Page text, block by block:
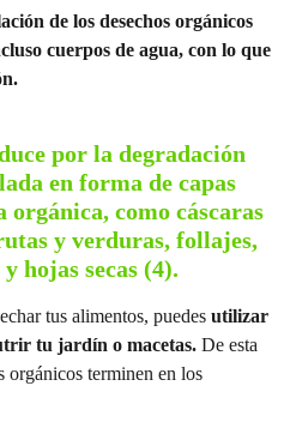
de los desechos orgánicos
cuerpos de agua, con lo que
por la degradación
en forma de capas
orgánica, como cáscaras
y verduras, follajes,
hojas secas(4).
tus alimentos, puedes utilizar
tu jardín o macetas. De esta
orgánicos terminen en los